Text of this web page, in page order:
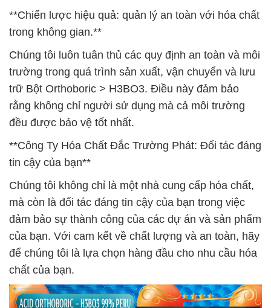
**Chiến lược hiệu quả: quản lý an toàn với hóa chất
trong không gian.**
Chúng tôi luôn tuân thủ các quy định an toàn và môi
trường trong quá trình sản xuất, vận chuyển và lưu
trữ Bột Orthoboric > H3BO3. Điều này đảm bảo
rằng không chỉ người sử dụng mà cả môi trường
đều được bảo vệ tốt nhất.
**Công Ty Hóa Chất Đắc Trường Phát: Đối tác đáng
tin cậy của bạn**
Chúng tôi không chỉ là một nhà cung cấp hóa chất,
mà còn là đối tác đáng tin cậy của bạn trong việc
đảm bảo sự thành công của các dự án và sản phẩm
của bạn. Với cam kết về chất lượng và an toàn, hãy
để chúng tôi là lựa chọn hàng đầu cho nhu cầu hóa
chất của bạn.